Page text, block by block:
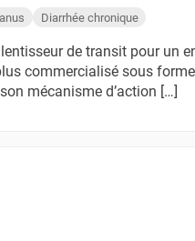
Diarrhée chronique
de transit pour un
commercialisé sous
mécanisme d’action […]